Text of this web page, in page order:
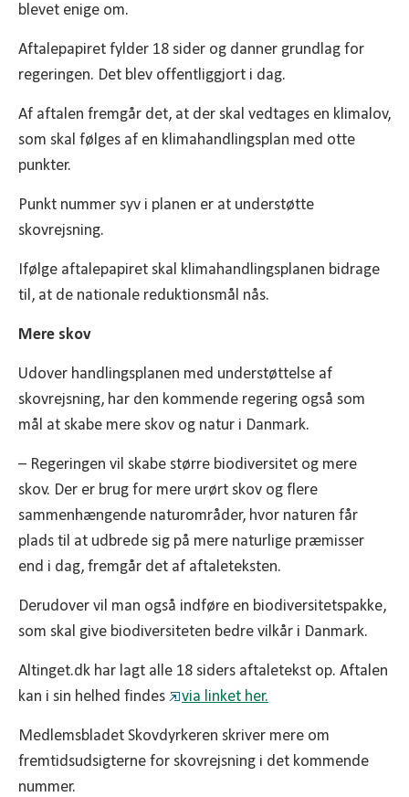
blevet enige om.
Aftalepapiret fylder 18 sider og danner grundlag for
regeringen. Det blev offentliggjort i dag.
Af aftalen fremgår det, at der skal vedtages en klimalov,
som skal følges af en klimahandlingsplan med otte
punkter.
Punkt nummer syv i planen er at understøtte
skovrejsning.
Ifølge aftalepapiret skal klimahandlingsplanen bidrage
til, at de nationale reduktionsmål nås.
Mere skov
Udover handlingsplanen med understøttelse af
skovrejsning, har den kommende regering også som
mål at skabe mere skov og natur i Danmark.
– Regeringen vil skabe større biodiversitet og mere
skov. Der er brug for mere urørt skov og flere
sammenhængende naturområder, hvor naturen får
plads til at udbrede sig på mere naturlige præmisser
end i dag, fremgår det af aftaleteksten.
Derudover vil man også indføre en biodiversitetspakke,
som skal give biodiversiteten bedre vilkår i Danmark.
Altinget.dk har lagt alle 18 siders aftaletekst op. Aftalen
kan i sin helhed findes
via linket her.
Medlemsbladet Skovdyrkeren skriver mere om
fremtidsudsigterne for skovrejsning i det kommende
nummer.